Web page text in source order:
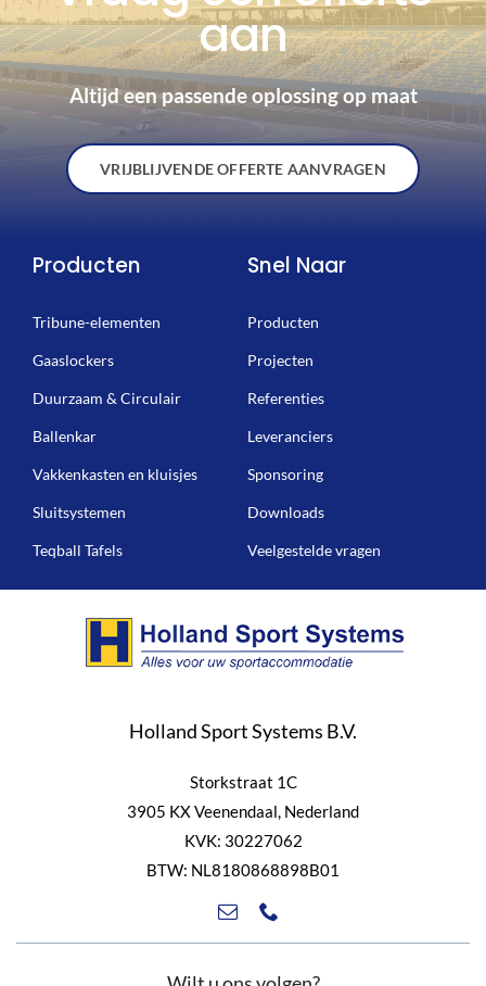
aan
Altijd een passende oplossing op maat
VRIJBLIJVENDE OFFERTE AANVRAGEN
Producten
Tribune-elementen
Gaaslockers
Duurzaam & Circulair
Ballenkar
Vakkenkasten en kluisjes
Sluitsystemen
Teqball Tafels
Snel Naar
Producten
Projecten
Referenties
Leveranciers
Sponsoring
Downloads
Veelgestelde vragen
Holland Sport Systems B.V.
Storkstraat 1C
3905 KX Veenendaal, Nederland
KVK: 30227062
BTW: NL8180868898B01